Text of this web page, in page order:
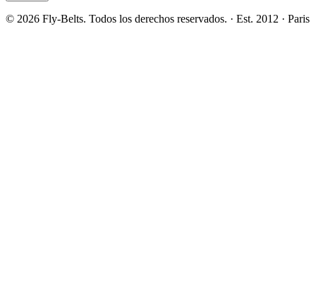
© 2026 Fly-Belts. Todos los derechos reservados. · Est. 2012 · Paris